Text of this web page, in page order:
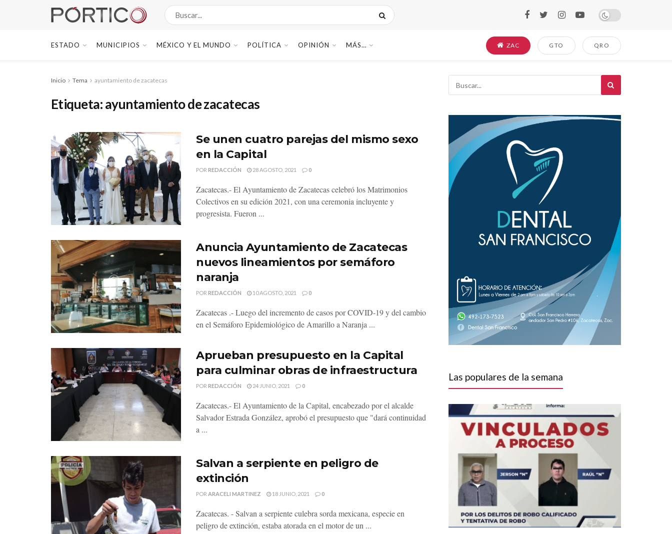
ESTADO MUNICIPIOS MÉXICO Y EL MUNDO POLÍTICA OPINIÓN MÁS… ZAC GTO QRO
Inicio Tema ayuntamiento de zacatecas
Etiqueta:ayuntamiento de zacatecas
Se unen cuatro parejas del mismo sexo
en la Capital
POR REDACCIÓN 28 AGOSTO, 2021 0
Zacatecas.- El Ayuntamiento de Zacatecas celebró los Matrimonios
Colectivos en su edición 2021, con una ceremonia incluyente y
progresista. Fueron ...
Anuncia Ayuntamiento de Zacatecas
nuevos lineamientos por semáforo
naranja
POR REDACCIÓN 10 AGOSTO, 2021 0
Zacatecas .- Luego del incremento de casos por COVID-19 y del cambio
en el Semáforo Epidemiológico de Amarillo a Naranja ...
Aprueban presupuesto en la Capital
para culminar obras de infraestructura
POR REDACCIÓN 24 JUNIO, 2021 0
Zacatecas.- El Ayuntamiento de la Capital, encabezado por el alcalde
Salvador Estrada González, aprobó el presupuesto que "dará continuidad
a ...
Salvan a serpiente en peligro de
extinción
POR ARACELI MARTINEZ 18 JUNIO, 2021 0
Zacatecas. - Salvan a serpiente culebra sorda mexicana, especie en
peligro de extinción, estaba atorada en el motor de un ...
Las populares de la semana